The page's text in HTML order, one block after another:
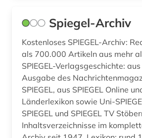
latino studies (1)
liechtenstein (1)
linguistik (1)
literatur (8)
literaturwissenschaft (2)
london (1)
Spiegel-Archiv
Kostenloses SPIEGEL-Archiv:
als 700.000 Artikeln aus mehr
SPIEGEL-Verlagsgeschichte:
Ausgabe des
SPIEGEL, aus SPIEGEL Online
Länderlexikon sowie Uni-
SPIEGEL und SPIEGEL TV
Inhaltsverzeichnisse im